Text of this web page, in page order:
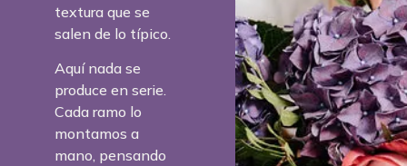
textura que se
salen de lo típico.
Aquí nada se
produce en serie.
Cada ramo lo
montamos a
mano, pensando